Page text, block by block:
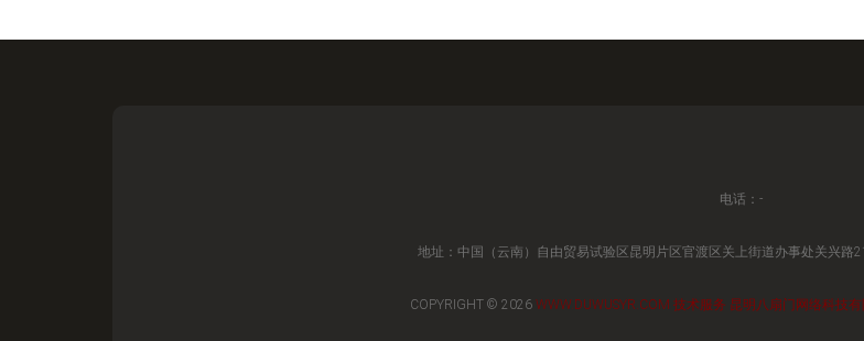
电话：-
地址：中国（云南）自由贸易试验区昆明片区官渡区关上街道办事处关兴路
COPYRIGHT © 2026 WWW.DUWUSYR.COM 技术服务 昆明八扇门网络科技有